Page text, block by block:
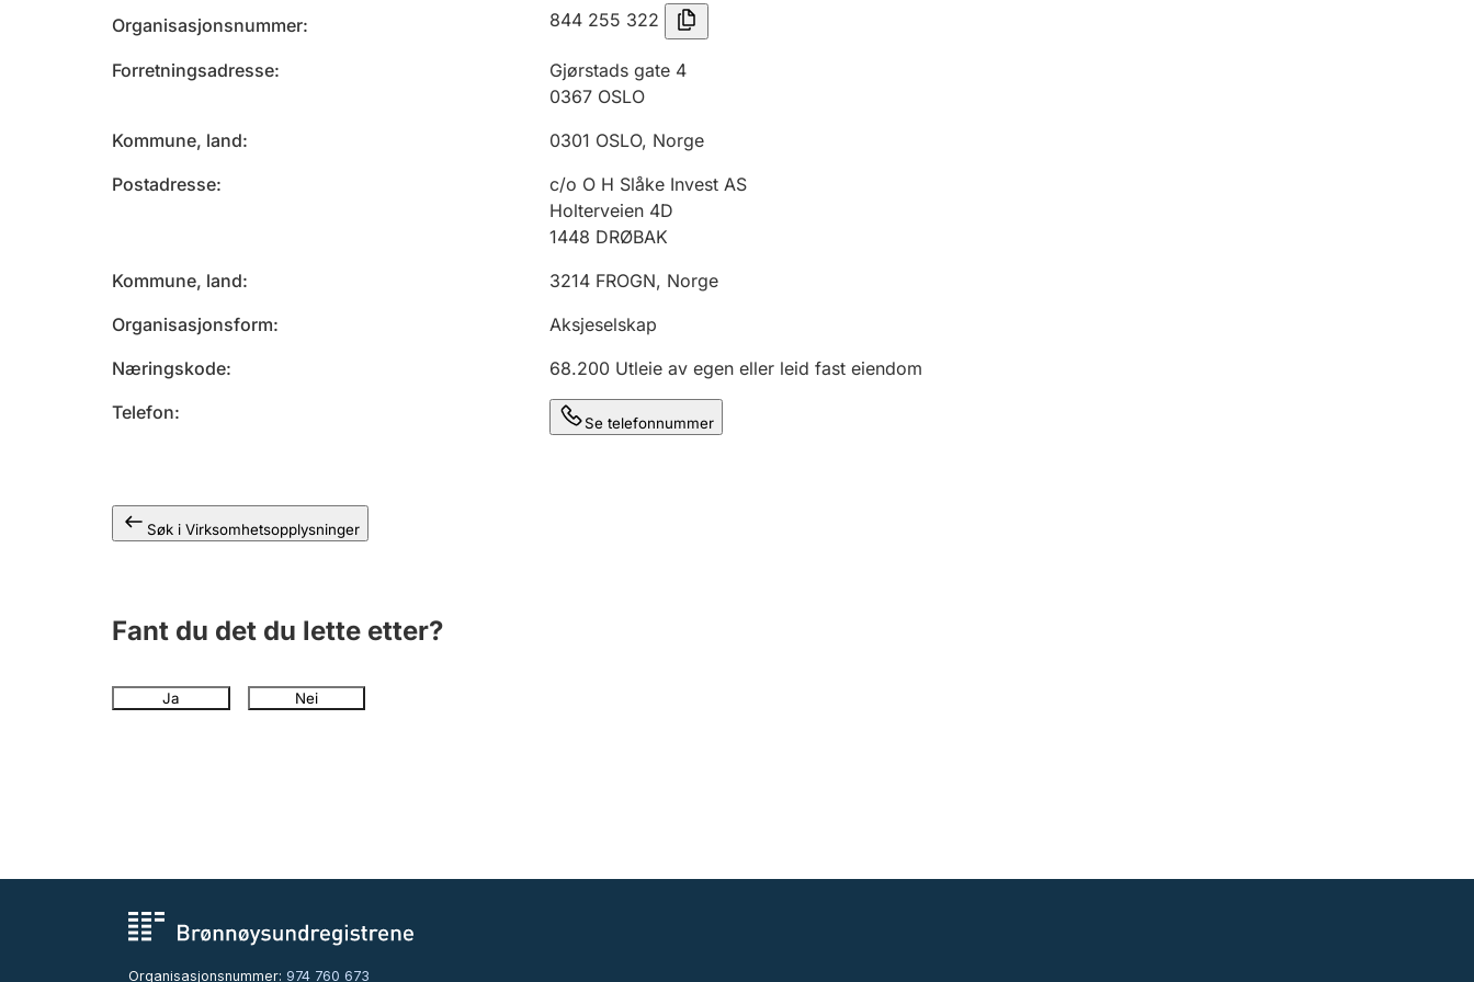
Organisasjonsnummer 844 255 322
Forretningsadresse
Gjørstads gate 4
0367 OSLO
Kommune, land
0301 OSLO, Norge
Postadresse
c/o O H Slåke Invest AS
Holterveien 4D
1448 DRØBAK
Kommune, land
3214 FROGN, Norge
Organisasjonsform
Aksjeselskap
Næringskode
68.200 Utleie av egen eller leid fast eiendom
Telefon
Se telefonnummer
Søk i Virksomhetsopplysninger
Fant du det du lette etter?
Ja Nei
Organisasjonsnummer: 974 760 673